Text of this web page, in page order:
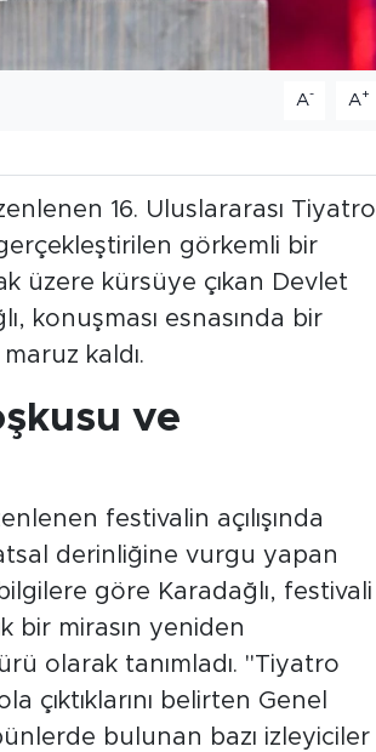
A- A+
16. Uluslararası Tiyatro
görkemli bir
üzere kürsüye çıkan Devlet
konuşması esnasında bir
kaldı.
ve
festivalin açılışında
derinliğine vurgu yapan
göre Karadağlı, festivali
bir mirasın yeniden
olarak tanımladı. "Tiyatro
çıktıklarını belirten Genel
bulunan bazı izleyiciler